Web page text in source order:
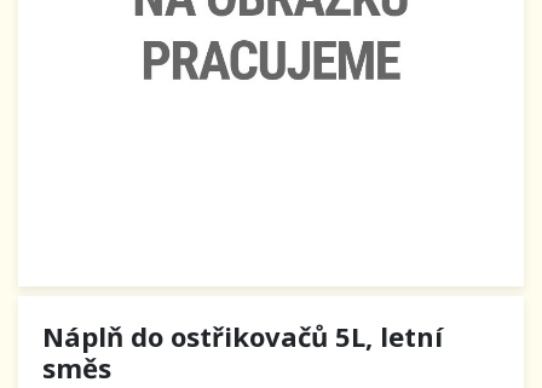
Náplň do ostřikovačů 5L, letní
směs